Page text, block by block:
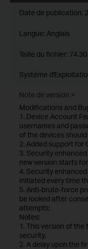
Date de publication:
Langue: Anglais
Taille du fichier:
Système
Note de version >
Modifications and
1. Device Account
usernames and
of the devices
2. Added support for
3. Security
new version starts
4. Security
initiated every time
5. Anti-brute-force
be locked after
attempts;
Notes:
1. This version of
security.
2. A delay upon the